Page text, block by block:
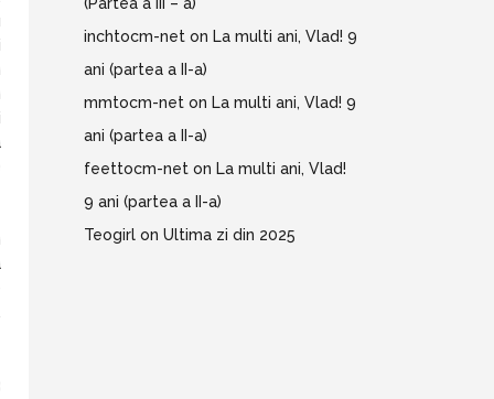
inchtocm-net on La multi ani, Vlad! 9
ani (partea a II-a)
mmtocm-net on La multi ani, Vlad! 9
ani (partea a II-a)
feettocm-net on La multi ani, Vlad!
9 ani (partea a II-a)
Teogirl on Ultima zi din 2025